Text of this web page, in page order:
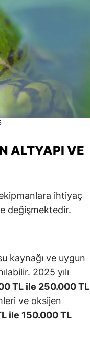
ALTYAPI VE
ihtiyaç
değişmektedir.
kaynağı ve uygun
2025 yılı
TL ile 250.000 TL
ve oksijen
ile 150.000 TL